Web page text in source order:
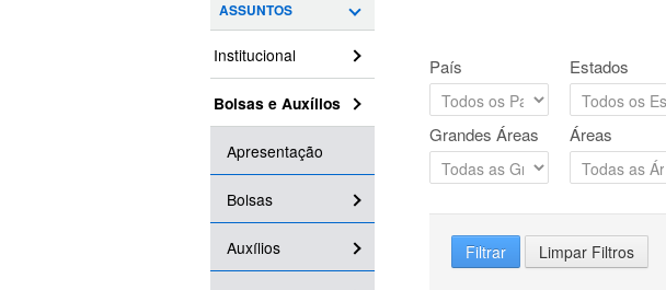
ASSUNTOS
Institucional
Bolsas e Auxílios
Apresentação
Bolsas
Auxílios
País Estados
Grandes Áreas Áreas
Filtrar Limpar Filtros